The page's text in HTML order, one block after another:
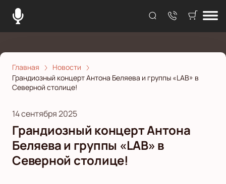
Главная
Новости
Грандиозный концерт Антона Беляева и группы «LAB» в
Северной столице!
14 сентября 2025
Грандиозный концерт Антона
Беляева и группы «LAB» в
Северной столице!